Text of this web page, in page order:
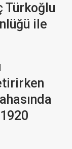
Türkoğlu
ile